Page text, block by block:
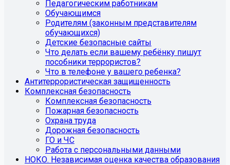
Педагогическим работникам
Обучающимся
Родителям (законным представителям
обучающихся)
Детские безопасные сайты
Что делать если вашему ребёнку пишут
пособники террористов?
Что в телефоне у вашего ребенка?
Антитеррористическая защищенность
Комплексная безопасность
Комплексная безопасность
Пожарная безопасность
Охрана труда
Дорожная безопасность
ГО и ЧС
Работа с персональными данными
НОКО. Независимая оценка качества образования